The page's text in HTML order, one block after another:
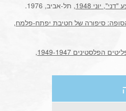
יוני 1948
, תל-אביב, 1976.
סיפורה של חטיבת יפתח-פלמח,
1949-1947
,